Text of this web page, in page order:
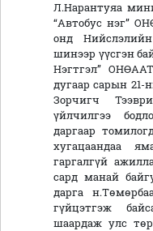
Л.Нарантуяа
“Автобус нэг”
онд
шинээр үүсгэн
Нэгтгэл”
дугаар сарын 21-
Зорчигч
үйлчилгээ
даргаар
хугацаандаа
гаргалгүй
сард манай
дарга
гүйцэтгэж
шаардаж улс